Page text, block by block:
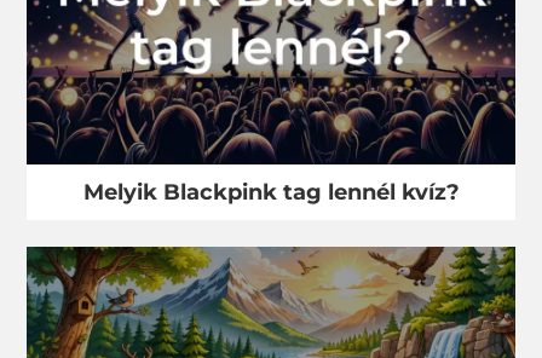
Melyik Blackpink tag lennél kvíz?